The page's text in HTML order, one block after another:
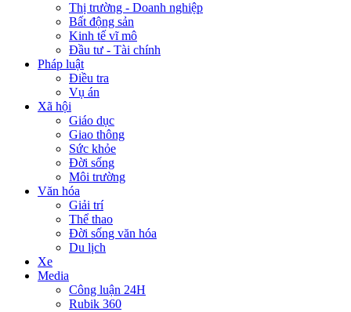
Thị trường - Doanh nghiệp
Bất động sản
Kinh tế vĩ mô
Đầu tư - Tài chính
Pháp luật
Điều tra
Vụ án
Xã hội
Giáo dục
Giao thông
Sức khỏe
Đời sống
Môi trường
Văn hóa
Giải trí
Thể thao
Đời sống văn hóa
Du lịch
Xe
Media
Công luận 24H
Rubik 360